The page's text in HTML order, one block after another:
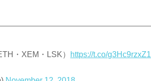
・XEM・LSK） https://t.co/g3Hc9rzxZ1